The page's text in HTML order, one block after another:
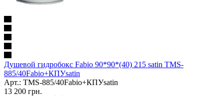
Душевой гидробокс Fabio 90*90*(40) 215 satin TMS-
885/40Fabio+КПУsatin
Арт.: TMS-885/40Fabio+КПУsatin
13 200 грн.